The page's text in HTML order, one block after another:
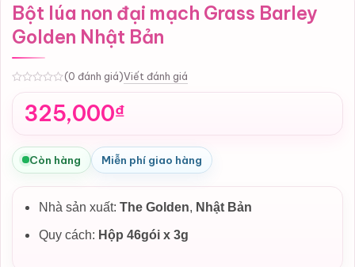
Bột lúa non đại mạch Grass Barley
Golden Nhật Bản
(0 đánh giá)Viết đánh giá
325,000₫
Còn hàng Miễn phí giao hàng
Nhà sản xuất: The Golden, Nhật Bản
Quy cách: Hộp 46gói x 3g